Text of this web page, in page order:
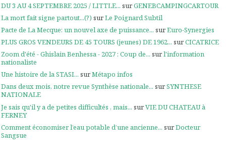
DU 3 AU 4 SEPTEMBRE 2025 / LITTLE... surGENEBCAMPINGCARTOUR
La mort fait signe partout...(?) surLe Poignard Subtil
Pacte de La Mecque: un nouvel axe de puissance... surEuro-Synergies
PLUS GROS VENDEURS DE 45 TOURS (jeunes) DE 1962... surCICATRICE
Zoom d'été - Ghislain Benhessa - 2027 : Coup de... surl'information
nationaliste
Une histoire de la STASI... surMétapo infos
Dans deux mois, notre revue Synthèse nationale... surSYNTHESE
NATIONALE
Je sais qu'il y a de petites difficultés , mais... surVIE DU CHATEAU à
FERNEY
Comment économiser l’eau potable d’une ancienne... surDocteur
Sangsue